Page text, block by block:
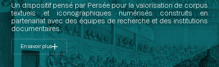
Un dispositif pensé par Persée pour la valorisation de corpus
textuels et iconographiques numérisés construits en
partenariat avec des équipes de recherche et des institutions
documentaires.
En savoir plus